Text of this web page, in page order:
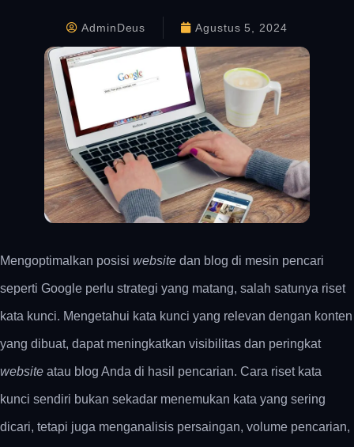
AdminDeus Agustus 5, 2024
Mengoptimalkan posisi website dan blog di mesin pencari
seperti Google perlu strategi yang matang, salah satunya riset
kata kunci. Mengetahui kata kunci yang relevan dengan konten
yang dibuat, dapat meningkatkan visibilitas dan peringkat
website atau blog Anda di hasil pencarian. Cara riset kata
kunci sendiri bukan sekadar menemukan kata yang sering
dicari, tetapi juga menganalisis persaingan, volume pencarian,